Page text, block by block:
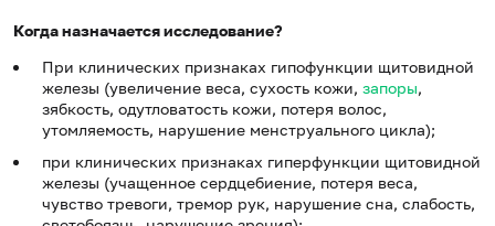
Когда назначается исследование?
При клинических признаках гипофункции щитовидной
железы (увеличение веса, сухость кожи, запоры,
зябкость, одутловатость кожи, потеря волос,
утомляемость, нарушение менструального цикла);
при клинических признаках гиперфункции щитовидной
железы (учащенное сердцебиение, потеря веса,
чувство тревоги, тремор рук, нарушение сна, слабость,